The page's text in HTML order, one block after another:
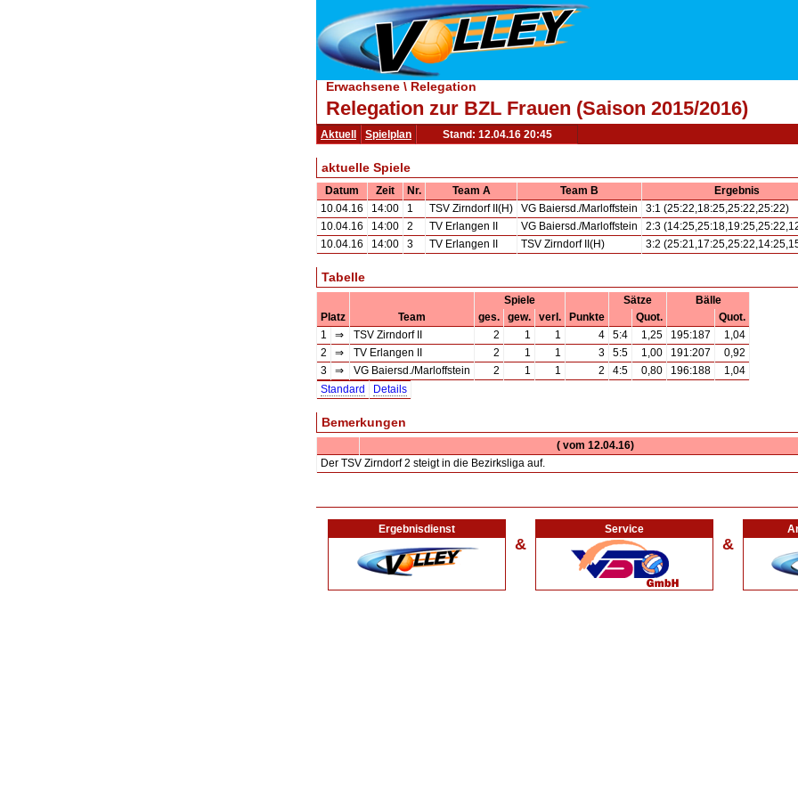
Erwachsene \ Relegation
Relegation zur BZL Frauen (Saison 2015/2016)
Aktuell Spielplan Stand: 12.04.16 20:45
aktuelle Spiele
Datum Zeit Nr. Team A Team B
Ergebnis
10.04.16
14:00 1 TSV Zirndorf II(H) VG Baiersd./Marloffstein
3:1 (25:22,18:25,25:22,25:22)
10.04.16
14:00 2 TV Erlangen II VG Baiersd./Marloffstein
2:3
10.04.16
14:00 3 TV Erlangen II TSV Zirndorf II(H) 3:2
Tabelle
Spiele Sätze
Bälle
Platz
Team ges. gew. verl. Punkte Quot.
Quot.
1
⇒ TSV Zirndorf II 2 1 1 4 5:4 1,25 195:187
1,04
2
⇒ TV Erlangen II 2 1 1 3 5:5 1,00 191:207
0,92
3
⇒ VG Baiersd./Marloffstein 2 1 1 2 4:5 0,80 196:188
1,04
Standard
Details
Bemerkungen
( vom 12.04.16)
Der TSV Zirndorf 2 steigt in die Bezirksliga auf.
Ergebnisdienst
&
Service
&